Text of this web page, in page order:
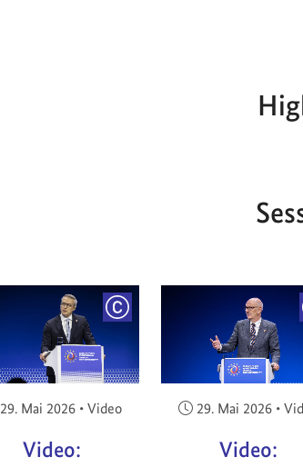
COPYRIGHT
Veröffentlicht am:
29. Mai 2026 • Video
Video:
Veröffentlicht am:
29. Mai 2026 •
Video: